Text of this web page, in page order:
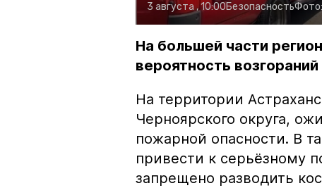
3 августа , 10:00Безопасность
На большей части
вероятность
На территории
Черноярского округа,
пожарной опасности. В
привести к серьёзному
запрещено разводить